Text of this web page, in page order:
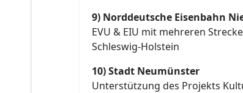
9) Norddeutsche Eisenbahn
EVU & EIU mit mehreren
Schleswig-Holstein
10) Stadt Neumünster
Unterstützung des Projekts